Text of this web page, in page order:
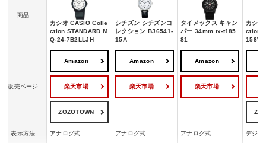
商品
カシオ CASIO Colle
ction STANDARD M
Q-24-7B2LLJH
シチズン シチズンコ
レクション BJ6541-
15A
タイメックス キャン
パー 34mm tx-t185
81
カシ
ction
販売ページ
Amazon
楽天市場
ZOZOTOWN
Amazon
楽天市場
Amazon
楽天市場
表示方法 アナログ式 アナログ式 アナログ式 デジタ